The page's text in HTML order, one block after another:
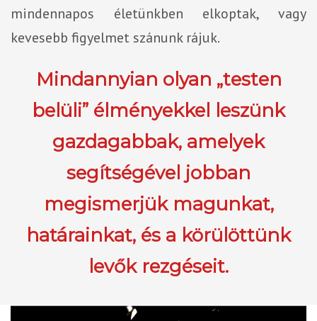
mindennapos életünkben elkoptak, vagy
kevesebb figyelmet szánunk rájuk.
Mindannyian olyan „testen
belüli” élményekkel leszünk
gazdagabbak, amelyek
segítségével jobban
megismerjük magunkat,
határainkat, és a körül öttünk
levők rezgéseit.